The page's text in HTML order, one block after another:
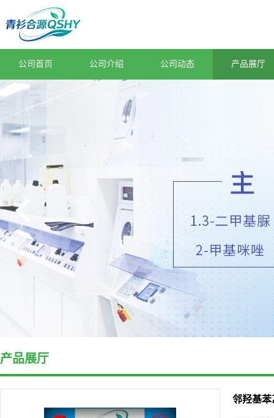
公司首页 公司介绍 公司动态 产品展厅
产品展厅
邻羟基苯